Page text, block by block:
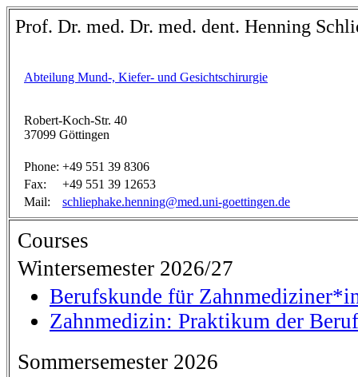
Prof. Dr. med. Dr. med. dent. Henning
Abteilung Mund-, Kiefer- und Gesichtschirurgie
Robert-Koch-Str. 40
37099 Göttingen
Phone: +49 551 39 8306
Fax:
+49 551 39 12653
Mail:
schliephake.henning@med.uni-goettingen.de
Courses
Wintersemester 2026/27
Berufskunde für
Zahnmedizin: Praktikum der
Sommersemester 2026